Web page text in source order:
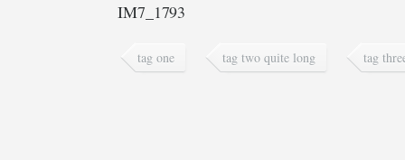
IM7_1793
tag one tag two quite long tag